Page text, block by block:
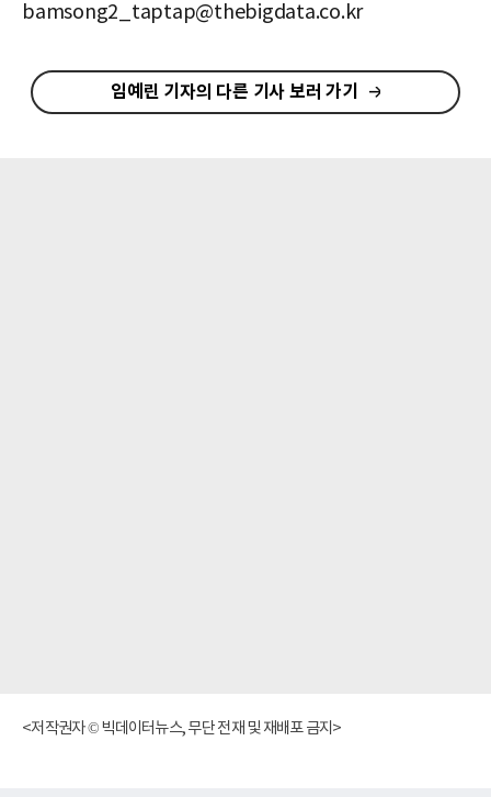
bamsong2_taptap@thebigdata.co.kr
임예린 기자의 다른 기사 보러 가기
<저작권자 © 빅데이터뉴스, 무단 전재 및 재배포 금지>